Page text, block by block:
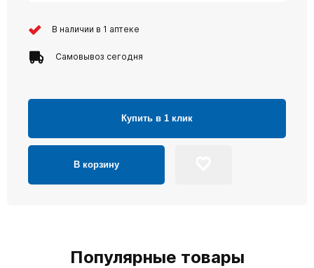
В наличии в 1 аптеке
Самовывоз сегодня
Купить в 1 клик
В корзину
Популярные товары